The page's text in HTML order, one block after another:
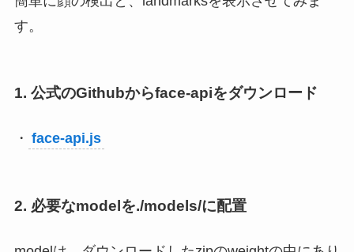
す。
1. 公式のGithubからface-apiをダウンロード
・ face-api.js
2. 必要なmodelを./models/に配置